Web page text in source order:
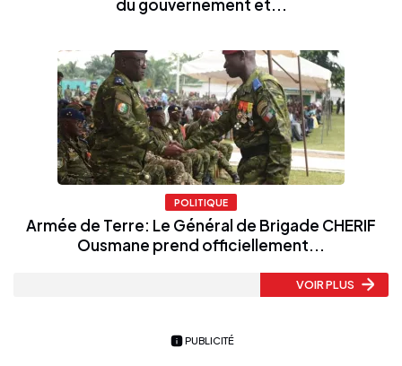
du gouvernement et...
POLITIQUE
Armée de Terre: Le Général de Brigade CHERIF
Ousmane prend officiellement...
VOIR PLUS
PUBLICITÉ